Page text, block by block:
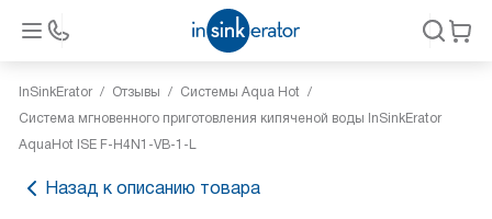
InSinkErator Отзывы
Системы Aqua Hot
Система мгновенного приготовления кипяченой воды InSinkErator
AquaHot ISE F-H4N1-VB-1-L
Назад к описанию товара